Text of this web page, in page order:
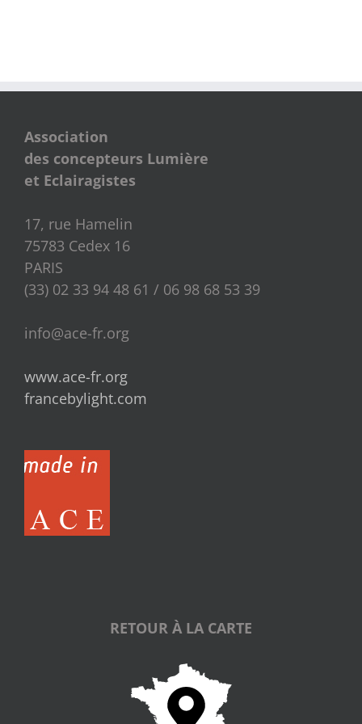
Association
des concepteurs Lumière
et Eclairagistes
17, rue Hamelin
75783 Cedex 16
PARIS
(33) 02 33 94 48 61 / 06 98 68 53 39
info@ace-fr.org
www.ace-fr.org
francebylight.com
RETOUR À LA CARTE